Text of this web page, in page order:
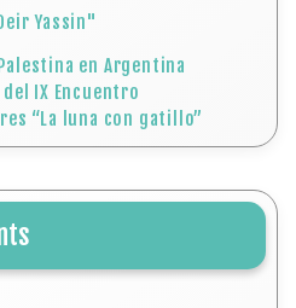
Yassin"
en Argentina
IX Encuentro
“La luna con gatillo”